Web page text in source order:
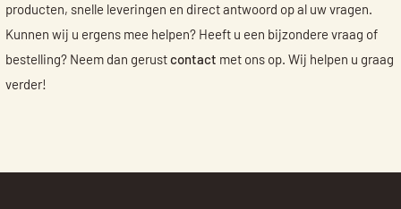
producten, snelle leveringen en direct antwoord op al uw vragen.
Kunnen wij u ergens mee helpen? Heeft u een bijzondere vraag of
bestelling? Neem dan gerust contact met ons op. Wij helpen u graag
verder!